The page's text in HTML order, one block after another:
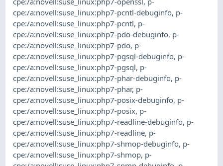
cpe:/a:novell:suse_linux:php7-pcntl-debuginfo, p-
cpe:/a:novell:suse_linux:php7-pcntl, p-
cpe:/a:novell:suse_linux:php7-pdo-debuginfo, p-
cpe:/a:novell:suse_linux:php7-pdo, p-
cpe:/a:novell:suse_linux:php7-pgsql-debuginfo, p-
cpe:/a:novell:suse_linux:php7-pgsql, p-
cpe:/a:novell:suse_linux:php7-phar-debuginfo, p-
cpe:/a:novell:suse_linux:php7-phar, p-
cpe:/a:novell:suse_linux:php7-posix-debuginfo, p-
cpe:/a:novell:suse_linux:php7-posix, p-
cpe:/a:novell:suse_linux:php7-readline-debuginfo, p-
cpe:/a:novell:suse_linux:php7-readline, p-
cpe:/a:novell:suse_linux:php7-shmop-debuginfo, p-
cpe:/a:novell:suse_linux:php7-shmop, p-